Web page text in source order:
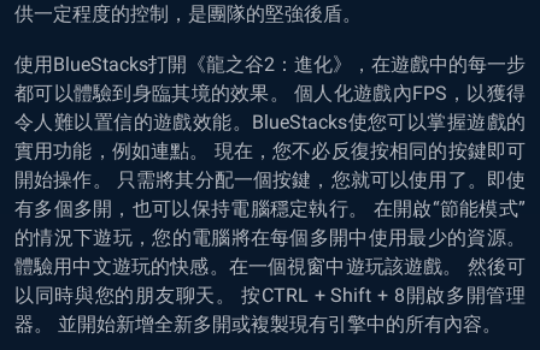
供一定程度的控制，是團隊的堅強後盾。
使用BlueStacks打開《龍之谷2：進化》，在遊戲中的每一步
都可以體驗到身臨其境的效果。 個人化遊戲內FPS，以獲得
令人難以置信的遊戲效能。BlueStacks使您可以掌握遊戲的
實用功能，例如連點。 現在，您不必反復按相同的按鍵即可
開始操作。 只需將其分配一個按鍵，您就可以使用了。即使
有多個多開，也可以保持電腦穩定執行。 在開啟“節能模式”
的情況下遊玩，您的電腦將在每個多開中使用最少的資源。
體驗用中文遊玩的快感。在一個視窗中遊玩該遊戲。 然後可
以同時與您的朋友聊天。 按CTRL + Shift + 8開啟多開管理
器。 並開始新增全新多開或複製現有引擎中的所有內容。